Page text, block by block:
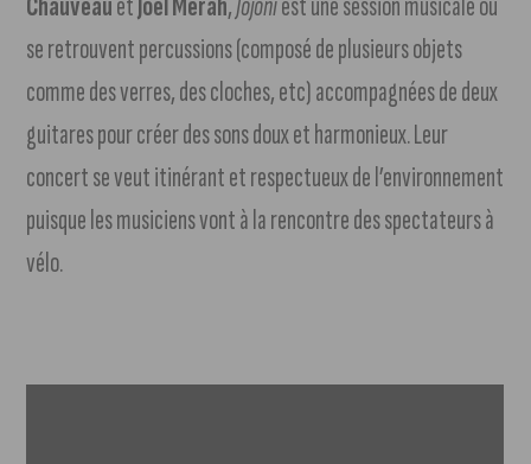
ChauveauetJoël Merah,Jojoniest une session musicale où
se retrouvent percussions (composé de plusieurs objets
comme des verres, des cloches, etc) accompagnées de deux
guitares pour créer des sons doux et harmonieux. Leur
concert se veut itinérant et respectueux de l’environnement
puisque les musiciens vont à la rencontre des spectateurs à
vélo.